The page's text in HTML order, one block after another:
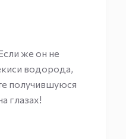
же он не
водорода,
получившуюся
глазах!